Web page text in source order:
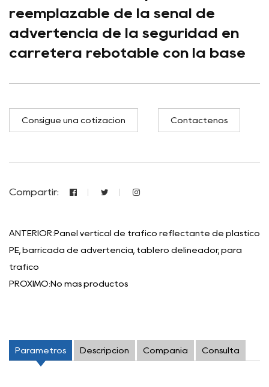
reemplazable de la señal de
advertencia de la seguridad en
carretera rebotable con la base
Consigue una cotización Contáctenos
Compartir:
ANTERIOR:Panel vertical de tráfico reflectante de plástico
PE, barricada de advertencia, tablero delineador, para
tráfico
PRÓXIMO:No más productos
Parámetros Descripción Compañía Consulta